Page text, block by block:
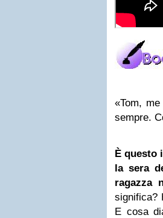
«Tom,
sempre.
È questo
la sera
ragazza
significa?
E cosa